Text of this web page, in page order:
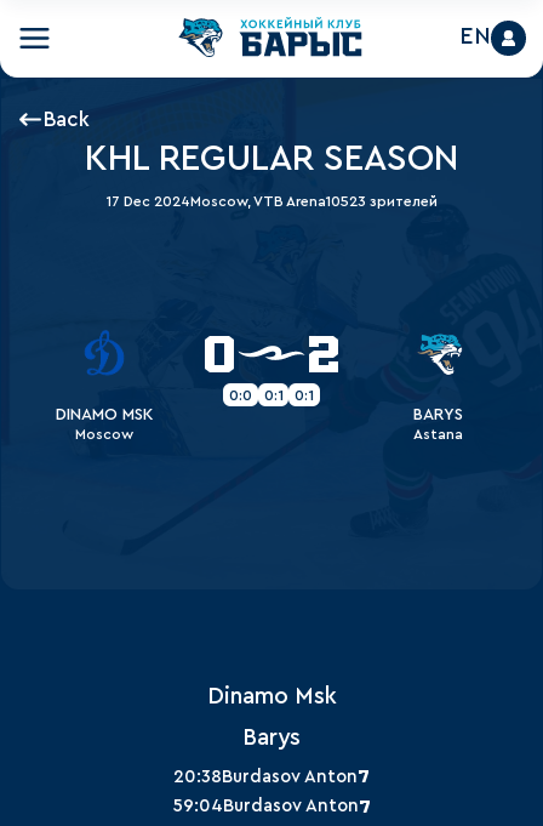
EN
Back
KHL REGULAR SEASON
17 Dec 2024Moscow, VTB Arena10523 зрителей
DINAMO MSK
Moscow
0 2
0:0 0:1 0:1
BARYS
Astana
Dinamo Msk
Barys
20:38Burdasov Anton7
59:04 Burdasov Anton7